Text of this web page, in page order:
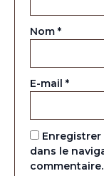
Nom*
E-mail*
dans le
commentaire.